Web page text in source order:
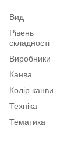
Вид
Рівень
складності
Виробники
Канва
Колір канви
Техніка
Тематика